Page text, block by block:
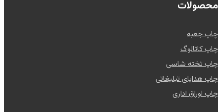
محصولات
چاپ جعبه
چاپ کاتالوگ
چاپ تخته شاسی
چاپ هدایای تبلیغاتی
چاپ اوراق اداری